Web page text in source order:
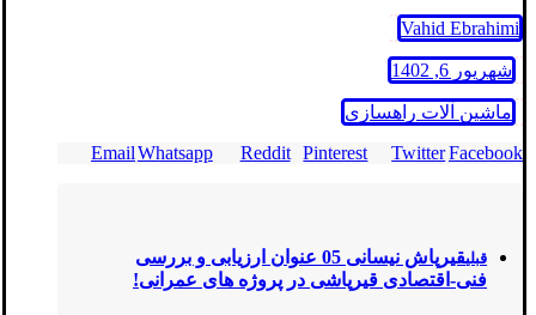
Vahid Ebrahimi
شهریور 6, 1402
ماشین آلات راهسازی
Facebook
Twitter
Pinterest
Reddit
Whatsapp
Email
قبلی
قیرپاش نیسانی 05 عنوان ارزیابی و بررسی
فنی-اقتصادی قیر‌پاشی در پروژه‌ های عمرانی!